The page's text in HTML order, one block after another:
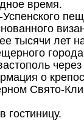
время.
тысячи лет
о
Свято-
гостиницу.